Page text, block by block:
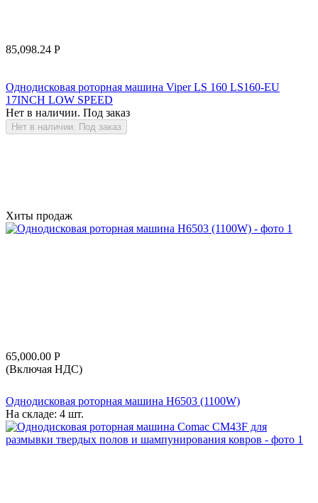
85,098.24 Р
Однодисковая роторная машина Viper LS 160 LS160-EU
17INCH LOW SPEED
Нет в наличии. Под заказ
Нет в наличии. Под заказ
Хиты продаж
65,000.00 Р
(Включая НДС)
Однодисковая роторная машина H6503 (1100W)
На складе: 4 шт.